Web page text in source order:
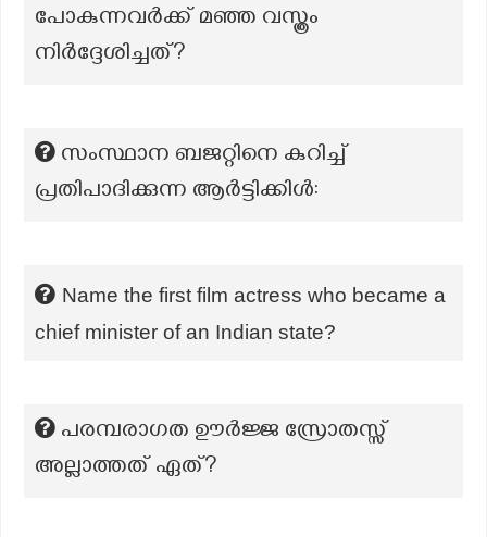
പോകുന്നവർക്ക് മഞ്ഞ വസ്ത്രം
നിർദ്ദേശിച്ചത്?
സംസ്ഥാന ബജറ്റിനെ കുറിച്ച്
പ്രതിപാദിക്കുന്ന ആർട്ടിക്കിൾ:
Name the first film actress who became a
chief minister of an Indian state?
പരമ്പരാഗത ഊർജ്ജ സ്രോതസ്സ്
അല്ലാത്തത് ഏത്?